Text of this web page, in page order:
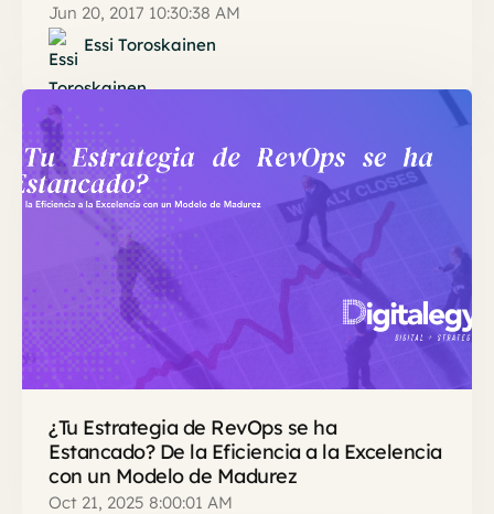
Jun 20, 2017 10:30:38 AM
Essi Toroskainen
¿Tu Estrategia de RevOps se ha
Estancado? De la Eficiencia a la Excelencia
con un Modelo de Madurez
Oct 21, 2025 8:00:01 AM